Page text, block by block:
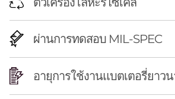
ผ่านการทดสอบ MIL-SPEC
อายุการใช้งานแบตเตอรี่ยาว